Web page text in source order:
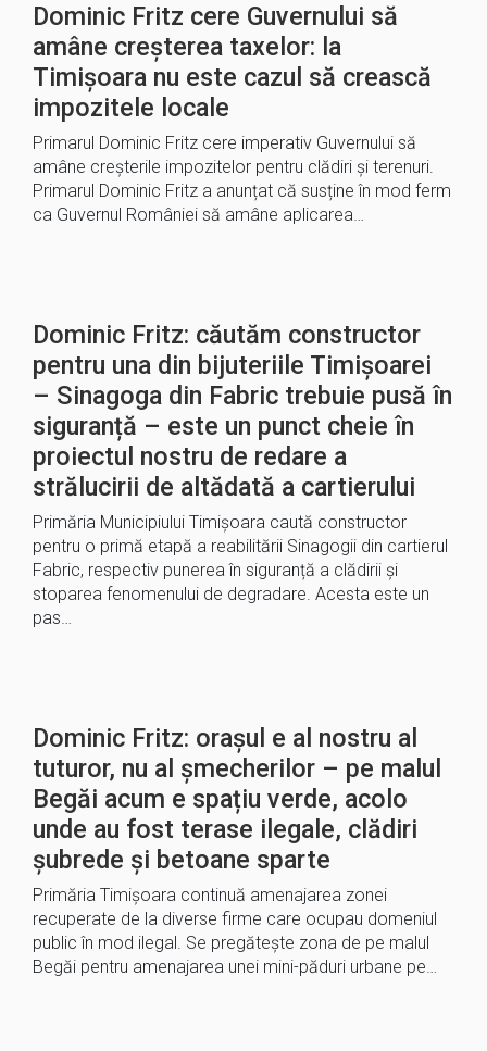
Dominic Fritz cere Guvernului să
amâne creșterea taxelor: la
Timișoara nu este cazul să crească
impozitele locale
Primarul Dominic Fritz cere imperativ Guvernului să
amâne creșterile impozitelor pentru clădiri și terenuri.
Primarul Dominic Fritz a anunțat că susține în mod ferm
ca Guvernul României să amâne aplicarea…
Dominic Fritz: căutăm constructor
pentru una din bijuteriile Timișoarei
– Sinagoga din Fabric trebuie pusă în
siguranță – este un punct cheie în
proiectul nostru de redare a
strălucirii de altădată a cartierului
Primăria Municipiului Timișoara caută constructor
pentru o primă etapă a reabilitării Sinagogii din cartierul
Fabric, respectiv punerea în siguranță a clădirii și
stoparea fenomenului de degradare. Acesta este un
pas…
Dominic Fritz: orașul e al nostru al
tuturor, nu al șmecherilor – pe malul
Begăi acum e spațiu verde, acolo
unde au fost terase ilegale, clădiri
șubrede și betoane sparte
Primăria Timișoara continuă amenajarea zonei
recuperate de la diverse firme care ocupau domeniul
public în mod ilegal. Se pregătește zona de pe malul
Begăi pentru amenajarea unei mini-păduri urbane pe…